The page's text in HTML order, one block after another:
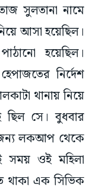
সুলতানা নামে
আসা হয়েছিল।
হয়েছিল।
নির্দেশ
থানায় নিয়ে
সে। বুধবার
লকআপ থেকে
সময় ওই মহিলা
থাকা এক সিভিক